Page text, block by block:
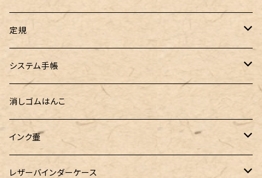
PARKER（パーカー）
Kaweco（カヴェコ）
AURORA（アウロラ）
LAMY（ラミー）
フェリスホイールプレス
Caran d'Ache（カランダッシュ）
Kaweco（カヴェコ）
富士瘤クラフト
100% Pencillest 真鍮ペン
フェリスホイールプレス
ラウンドジップペンケース 10本挿し
LOONLOON（ルンルン）
ラダイト
PARLEY (パーリィー)
ガルフストリーム
NAGASAWA（ナガサワ）
ペンネジューク オリジナル（在庫品）
指だけで書けるガラスペン（予約品）
佐瀬工業所
リュリュ
セキセイ
寺西化学工業
ガラス工房 LUC
Tono&Lims
インクガチャ
セーラー万年筆
100色インク工房
ゆらめくink
PILOT
色彩雫
フェリスホイールプレス
10mlインク
Pelican
富士瘤クラフト
こぶた工房
Steef&Co. (スティーフ)
ST Draft 短軸
ST Draft 全軸
マーベラスウッド
バディ
カヴェコ
定規
Ystudio（ワイスタジオ）
ミドリカンパニー
ラダイト
Ruk (ルカ)
システム手帳
プロッター
ミニ5サイズ
ミニ6サイズ
ダヴィンチ ロロマクラシック
ファイロファックス
消しゴムはんこ
インク壷
白石ガラス工房
レザーバインダーケース